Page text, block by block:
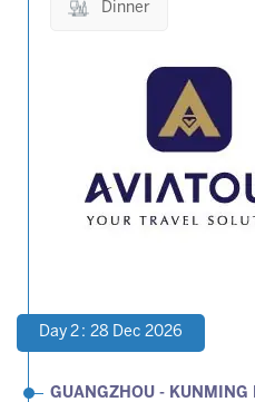
Dinner
Day 2 : 28 Dec 2026
GUANGZHOU - KUNMING